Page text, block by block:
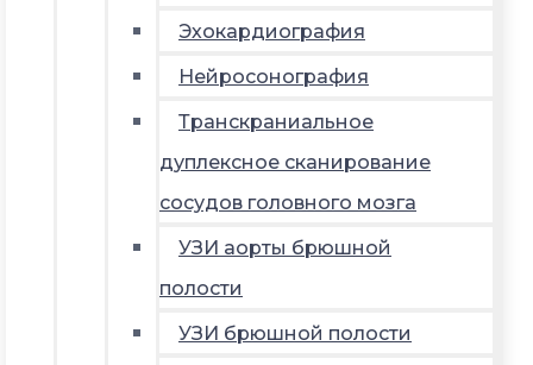
Эхокардиография
Нейросонография
Транскраниальное
дуплексное сканирование
сосудов головного мозга
УЗИ аорты брюшной
полости
УЗИ брюшной полости